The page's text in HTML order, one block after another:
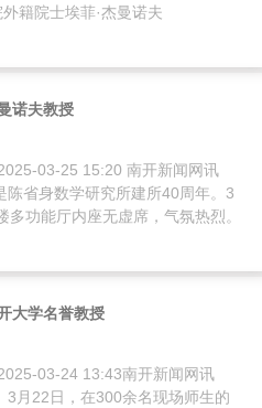
籍院士埃菲·杰曼诺夫
诺夫教授
03-25 15:20 南开新闻网讯
陈省身数学研究所建所40周年。3
功能厅内座无虚席，气氛热烈。
大学名誉教授
03-24 13:43南开新闻网讯
3月22日，在300余名现场师生的